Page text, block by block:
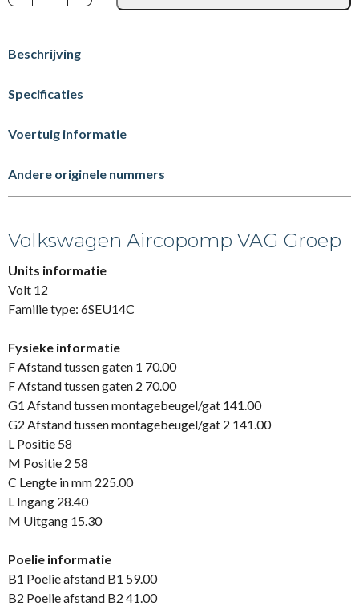
Beschrijving
Specificaties
Voertuig informatie
Andere originele nummers
Volkswagen Aircopomp VAG Groep
Units informatie
Volt 12
Familie type: 6SEU14C
Fysieke informatie
F Afstand tussen gaten 1 70.00
F Afstand tussen gaten 2 70.00
G1 Afstand tussen montagebeugel/gat 141.00
G2 Afstand tussen montagebeugel/gat 2 141.00
L Positie 58
M Positie 2 58
C Lengte in mm 225.00
L Ingang 28.40
M Uitgang 15.30
Poelie informatie
B1 Poelie afstand B1 59.00
B2 Poelie afstand B2 41.00